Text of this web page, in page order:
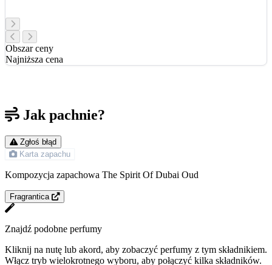
Obszar ceny
Najniższa cena
Jak pachnie?
Zgłoś błąd
Karta zapachu
Kompozycja zapachowa The Spirit Of Dubai Oud
Fragrantica
Znajdź podobne perfumy
Kliknij na nutę lub akord, aby zobaczyć perfumy z tym składnikiem.
Włącz tryb wielokrotnego wyboru, aby połączyć kilka składników.